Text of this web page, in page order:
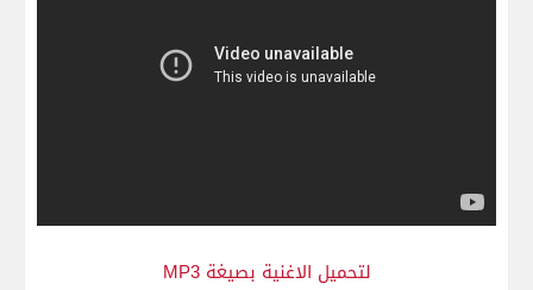
لتحميل الاغنية بصيغة MP3